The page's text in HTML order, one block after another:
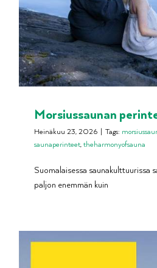
Morsiussaunan
Heinäkuu 23, 2026 | Tags:
saunaperinteet,theharmonyofsauna
Suomalaisessa saunakulttuurissa
paljon enemmän kuin